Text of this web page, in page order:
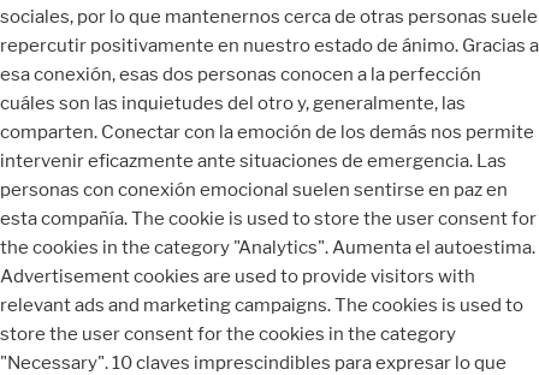
sociales, por lo que mantenernos cerca de otras personas suele
repercutir positivamente en nuestro estado de ánimo. Gracias a
esa conexión, esas dos personas conocen a la perfección
cuáles son las inquietudes del otro y, generalmente, las
comparten. Conectar con la emoción de los demás nos permite
intervenir eficazmente ante situaciones de emergencia. Las
personas con conexión emocional suelen sentirse en paz en
esta compañía. The cookie is used to store the user consent for
the cookies in the category "Analytics". Aumenta el autoestima.
Advertisement cookies are used to provide visitors with
relevant ads and marketing campaigns. The cookies is used to
store the user consent for the cookies in the category
"Necessary". 10 claves imprescindibles para expresar lo que